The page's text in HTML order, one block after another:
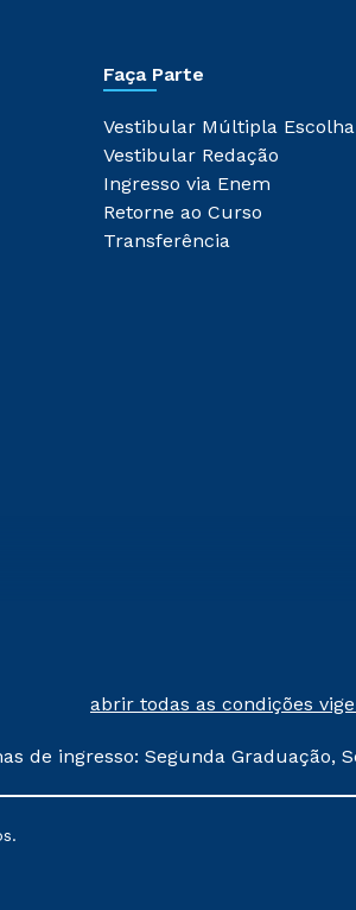
Faça Parte
Vestibular Múltipla Escolha
Vestibular Redação
Ingresso via Enem
Retorne ao Curso
Transferência
abrir todas as condições
de ingresso: Segunda Graduação,
nos períodos de